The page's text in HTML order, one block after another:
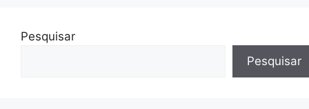
Pesquisar
Pesquisar